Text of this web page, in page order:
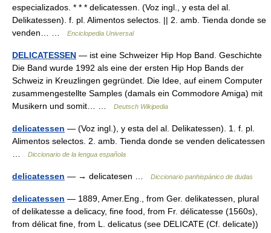
especializados. * * * delicatessen. (Voz ingl., y esta del al.
Delikatessen). f. pl. Alimentos selectos. || 2. amb. Tienda donde se
venden… …
Enciclopedia Universal
DELICATESSEN — ist eine Schweizer Hip Hop Band. Geschichte
Die Band wurde 1992 als eine der ersten Hip Hop Bands der
Schweiz in Kreuzlingen gegründet. Die Idee, auf einem Computer
zusammengestellte Samples (damals ein Commodore Amiga) mit
Musikern und somit… …
Deutsch Wikipedia
delicatessen — (Voz ingl.), y esta del al. Delikatessen). 1. f. pl.
Alimentos selectos. 2. amb. Tienda donde se venden delicatessen
Diccionario de la lengua española
delicatessen — → delicatesen … Diccionario panhispánico de dudas
delicatessen — 1889, Amer.Eng., from Ger. delikatessen, plural
of delikatesse a delicacy, fine food, from Fr. délicatesse (1560s),
from délicat fine, from L. delicatus (see DELICATE (Cf. delicate))